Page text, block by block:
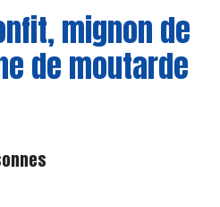
mignon de
de moutarde